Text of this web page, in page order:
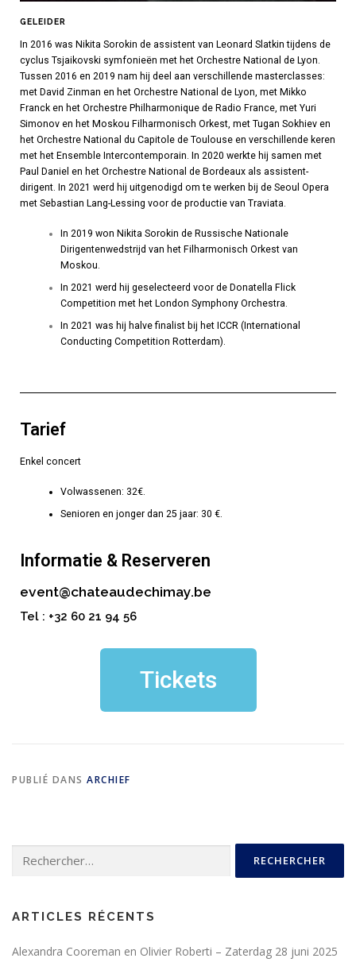
GELEIDER
In 2016 was Nikita Sorokin de assistent van Leonard Slatkin tijdens de
cyclus Tsjaikovski symfonieën met het Orchestre National de Lyon.
Tussen 2016 en 2019 nam hij deel aan verschillende masterclasses:
met David Zinman en het Orchestre National de Lyon, met Mikko
Franck en het Orchestre Philharmonique de Radio France, met Yuri
Simonov en het Moskou Filharmonisch Orkest, met Tugan Sokhiev en
het Orchestre National du Capitole de Toulouse en verschillende keren
met het Ensemble Intercontemporain. In 2020 werkte hij samen met
Paul Daniel en het Orchestre National de Bordeaux als assistent-
dirigent. In 2021 werd hij uitgenodigd om te werken bij de Seoul Opera
met Sebastian Lang-Lessing voor de productie van Traviata.
In 2019 won Nikita Sorokin de Russische Nationale
Dirigentenwedstrijd van het Filharmonisch Orkest van
Moskou.
In 2021 werd hij geselecteerd voor de Donatella Flick
Competition met het London Symphony Orchestra.
In 2021 was hij halve finalist bij het ICCR (International
Conducting Competition Rotterdam).
Tarief
Enkel concert
Volwassenen: 32€.
Senioren en jonger dan 25 jaar: 30 €.
Informatie & Reserveren
event@chateaudechimay.be
Tel : +32 60 21 94 56
Tickets
PUBLIÉ DANS ARCHIEF
ARTICLES RÉCENTS
Alexandra Cooreman en Olivier Roberti – Zaterdag 28 juni 2025